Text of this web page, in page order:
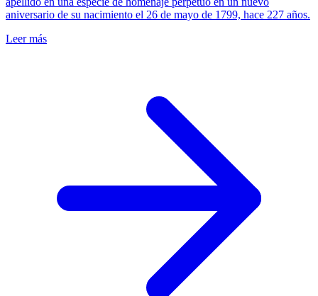
aniversario de su nacimiento el 26 de mayo de 1799, hace 227 años.
Leer más